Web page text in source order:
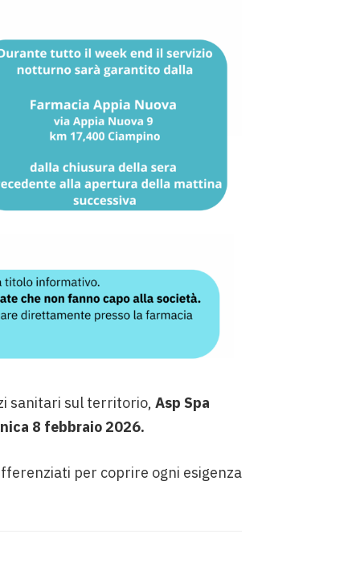
sanitari sul territorio, Asp Spa
8 febbraio 2026.
per coprire ogni esigenza